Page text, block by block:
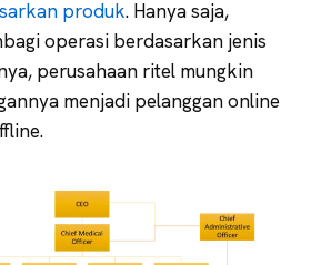
produk. Hanya saja,
operasi berdasarkan jenis
perusahaan ritel mungkin
menjadi pelanggan online